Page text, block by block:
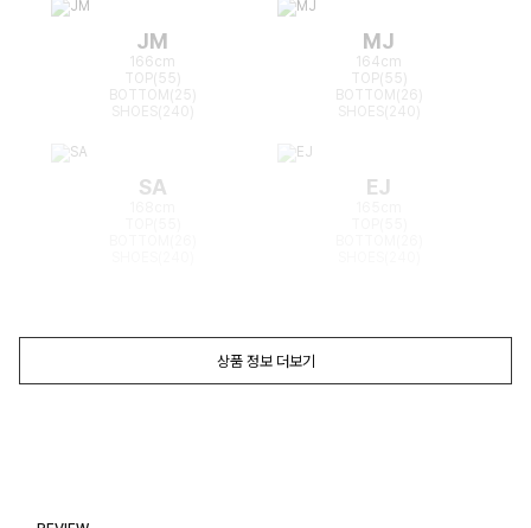
JM
166cm
TOP(55)
BOTTOM(25)
MJ
164cm
TOP(55)
BOTTOM(26)
SA EJ
상품 정보 더보기